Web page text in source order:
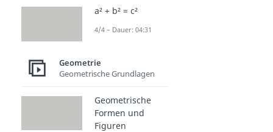
a² + b² = c²
4/4 – Dauer: 04:31
Geometrie
Geometrische Grundlagen
Geometrische
Formen und
Figuren